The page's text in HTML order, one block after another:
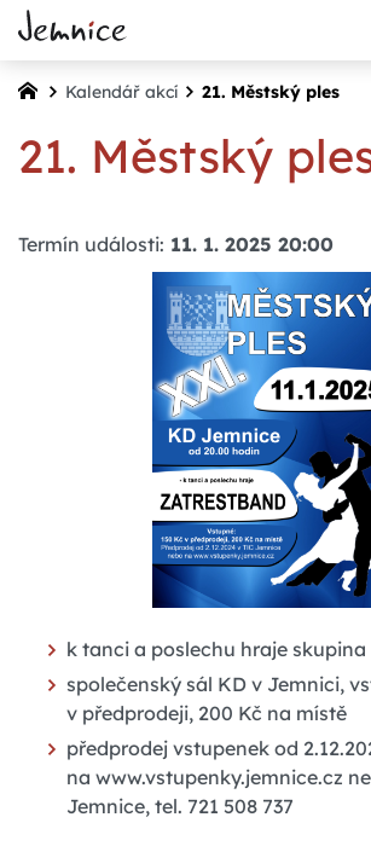
Kalendář akcí 21. Městský ples
21. Městský
Termín události: 11. 1. 2025 20:00
k tanci a poslechu hraje
společenský sál KD v Jemnici,
v předprodeji, 200 Kč na místě
předprodej vstupenek od
na www.vstupenky.jemnice.cz
Jemnice, tel. 721 508 737